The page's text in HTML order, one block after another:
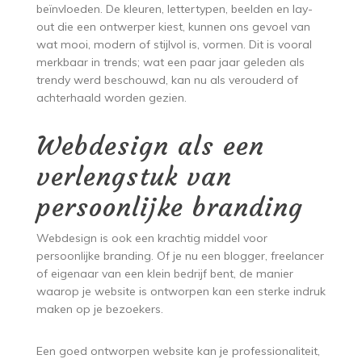
beïnvloeden. De kleuren, lettertypen, beelden en lay-
out die een ontwerper kiest, kunnen ons gevoel van
wat mooi, modern of stijlvol is, vormen. Dit is vooral
merkbaar in trends; wat een paar jaar geleden als
trendy werd beschouwd, kan nu als verouderd of
achterhaald worden gezien.
Webdesign als een
verlengstuk van
persoonlijke branding
Webdesign is ook een krachtig middel voor
persoonlijke branding. Of je nu een blogger, freelancer
of eigenaar van een klein bedrijf bent, de manier
waarop je website is ontworpen kan een sterke indruk
maken op je bezoekers.
Een goed ontworpen website kan je professionaliteit,